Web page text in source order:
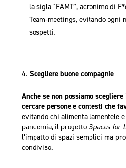
la sigla “FAMT”, acronimo di
Team-meetings, evitando ogni
sospetti.
Scegliere buone compagnie
Anche se non possiamo
cercare persone e contesti che
evitando chi alimenta lamentele
pandemia, il progetto Spaces for
l’impatto di spazi semplici ma
condiviso.